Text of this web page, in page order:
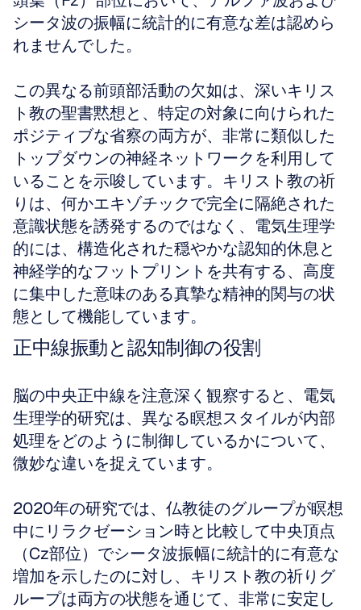
シータ波の振幅に統計的に有意な差は認めら
れませんでした。
この異なる前頭部活動の欠如は、深いキリス
ト教の聖書黙想と、特定の対象に向けられた
ポジティブな省察の両方が、非常に類似した
トップダウンの神経ネットワークを利用して
いることを示唆しています。キリスト教の祈
りは、何かエキゾチックで完全に隔絶された
意識状態を誘発するのではなく、電気生理学
的には、構造化された穏やかな認知的休息と
神経学的なフットプリントを共有する、高度
に集中した意味のある真摯な精神的関与の状
態として機能しています。
正中線振動と認知制御の役割
脳の中央正中線を注意深く観察すると、電気
生理学的研究は、異なる瞑想スタイルが内部
処理をどのように制御しているかについて、
微妙な違いを捉えています。
2020年の研究では、仏教徒のグループが瞑想
中にリラクゼーション時と比較して中央頂点
（Cz部位）でシータ波振幅に統計的に有意な
増加を示したのに対し、キリスト教の祈りグ
ループは両方の状態を通じて、非常に安定し